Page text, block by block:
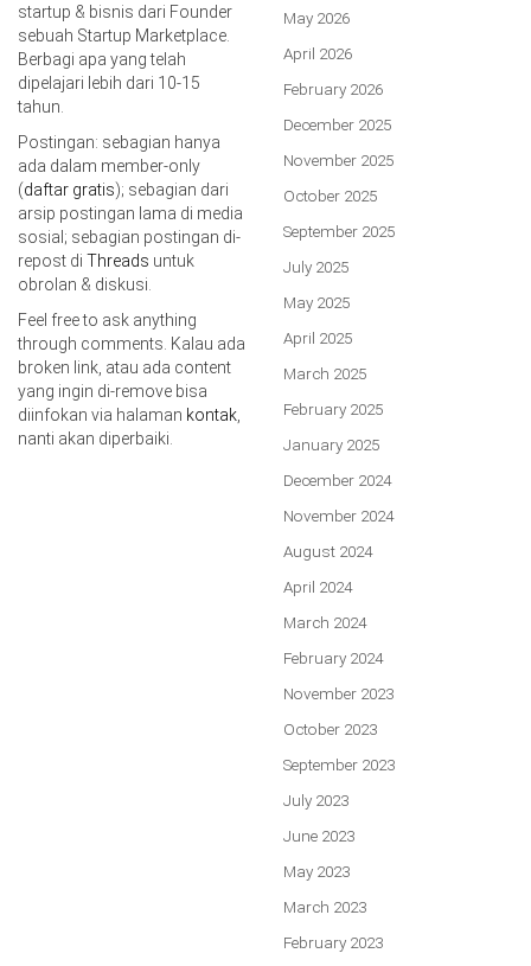
startup & bisnis dari Founder
sebuah Startup Marketplace.
Berbagi apa yang telah
dipelajari lebih dari 10-15
tahun.
Postingan: sebagian hanya
ada dalam member-only
(daftar gratis); sebagian dari
arsip postingan lama di media
sosial; sebagian postingan di-
repost di Threads untuk
obrolan & diskusi.
Feel free to ask anything
through comments. Kalau ada
broken link, atau ada content
yang ingin di-remove bisa
diinfokan via halaman kontak
nanti akan diperbaiki.
May 2026
April 2026
February 2026
December 2025
November 2025
October 2025
September 2025
July 2025
May 2025
April 2025
March 2025
February 2025
January 2025
December 2024
November 2024
August 2024
April 2024
March 2024
February 2024
November 2023
October 2023
September 2023
July 2023
June 2023
May 2023
March 2023
February 2023